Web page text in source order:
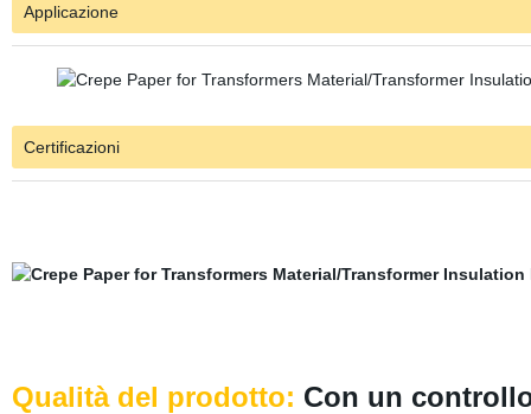
Applicazione
Certificazioni
Qualità del prodotto: Con un